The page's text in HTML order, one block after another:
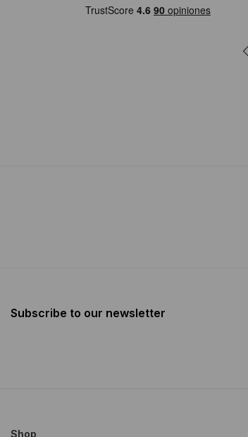
El mejor sitio de arte de Latam,
especialmente por la curación
Subscribe to our newsletter
Shop